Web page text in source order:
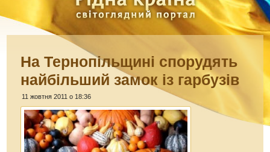
На Тернопільщині спорудять
найбільший замок із гарбузів
11 жовтня 2011 о 18:36